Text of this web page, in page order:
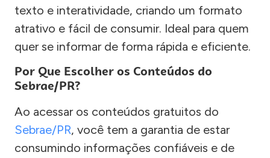
texto e interatividade, criando um formato
atrativo e fácil de consumir. Ideal para quem
quer se informar de forma rápida e eficiente.
Por Que Escolher os Conteúdos do
Sebrae/PR?
Ao acessar os conteúdos gratuitos do
Sebrae/PR, você tem a garantia de estar
consumindo informações confiáveis e de